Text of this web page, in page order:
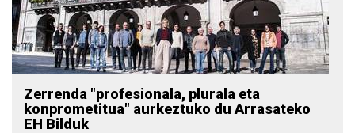
Zerrenda "profesionala, plurala eta
konprometitua" aurkeztuko du Arrasateko
EH Bilduk